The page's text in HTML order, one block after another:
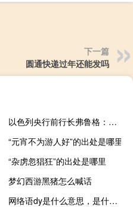
下一篇
圆通快递过年还能发吗
以色列央行前行长弗鲁格：希望以色列央行行长Yaron继续留任
“元宵不为游人好”的出处是哪里
“杂虏忽猖狂”的出处是哪里
梦幻西游黑猪怎么喊话
网络语dy是什么意思，是什么的缩写什么梗